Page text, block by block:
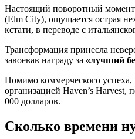
Настоящий поворотный момент
(Elm City), ощущается острая
кстати, в переводе с
Трансформация принесла
завоевав награду за «лучший
Помимо коммерческого успеха,
организацией Haven’s
000 долларов.
Сколько времени